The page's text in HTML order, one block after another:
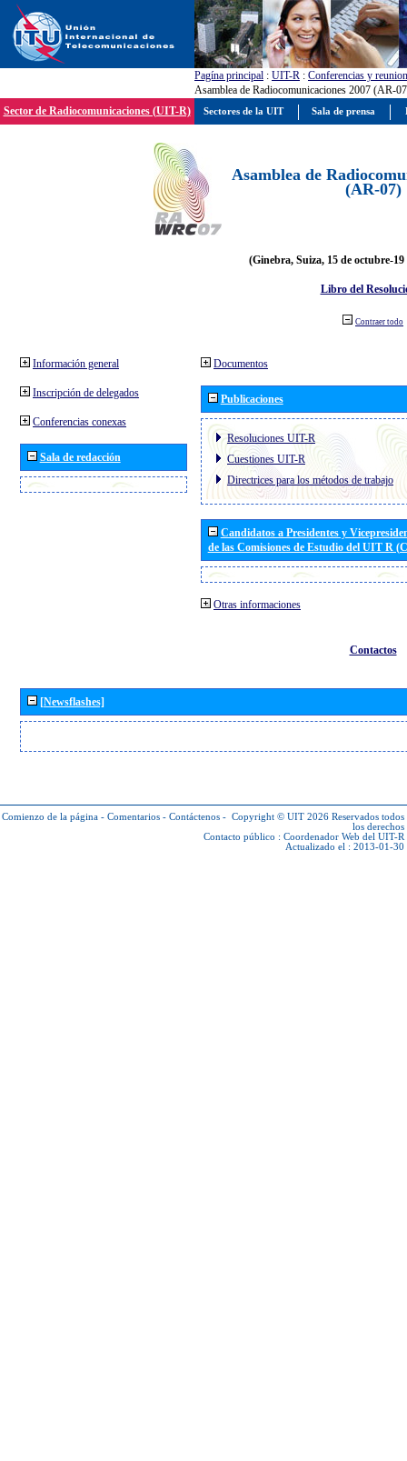
Pagína principal : UIT-R : Conferencias y
Asamblea de Radiocomunicaciones 2007 (AR-
Sector de Radiocomunicaciones (UIT-R)
Asamblea de
(AR-07)
(Ginebra, Suiza, 15 de octubre-19
Libro del
Contraer todo
Información general
Inscripción de delegados
Conferencias conexas
Sala de redacción
Documentos
Publicaciones
Resoluciones UIT-R
Cuestiones UIT-R
Directrices para los métodos de trabajo
Candidatos a Presidentes y
de las Comisiones de Estudio del UIT R
Otras informaciones
Contactos
[Newsflashes]
Comienzo de la página - Comentarios - Contáctenos - Copyright © UIT 2026 Reservados todos
los derechos
Contacto público : Coordenador Web del UIT-R
Actualizado el : 2013-01-30
Sectores de la UIT Sala de prensa